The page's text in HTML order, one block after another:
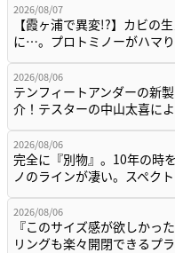
2026/08/07
【霞ヶ浦で異変!?】カビの
に…。プロトミノーがハマ
2026/08/06
テンフィートアンダーの新
介！テスターの中山太喜に
2026/08/06
完全に『別物』。10年の時
ノのラインが凄い。スペク
2026/08/06
『このサイズ感が欲しかっ
リングも楽々開閉できるプ